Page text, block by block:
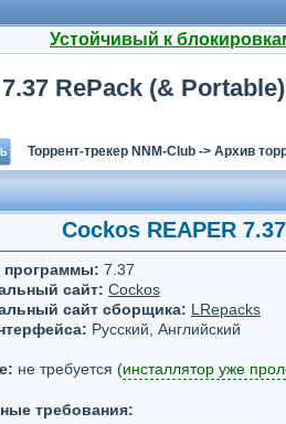
Устойчивый к
RePack (&
Торрент-трекер NNM-Club -> Архив
Cockos REAPER
программы: 7.37
сайт: Cockos
сайт сборщика: LRepacks
Русский, Английский
не требуется (инсталлятор уже
требования: